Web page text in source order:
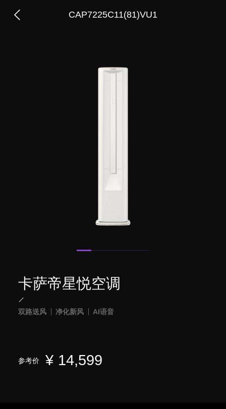
CAP7225C11(81)VU1
卡萨帝星悦空调
双路送风 净化新风 AI语音
参考价 ¥ 14,599